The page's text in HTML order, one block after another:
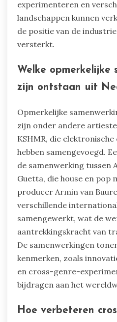
experimenteren en
landschappen kunnen
de positie van de
versterkt.
Welke opmerkelijke
zijn ontstaan uit
Opmerkelijke
zijn onder andere
KSHMR, die
hebben samengevoegd.
de samenwerking tussen
Guetta, die house en pop
producer Armin van
verschillende
samengewerkt, wat de
aantrekkingskracht van
De samenwerkingen
kenmerken, zoals
en cross-genre-
bijdragen aan het
Hoe verbeteren